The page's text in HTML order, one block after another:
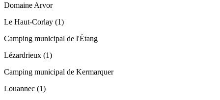
Domaine Arvor
Le Haut-Corlay (1)
Camping municipal de l'Étang
Lézardrieux (1)
Camping municipal de Kermarquer
Louannec (1)